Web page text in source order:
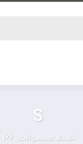
S
تعداد محصولات: 166